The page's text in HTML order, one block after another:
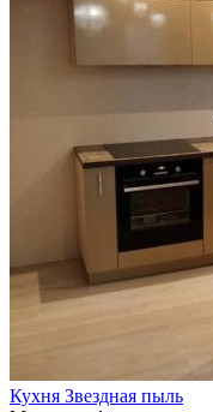
Кухня Звездная пыль